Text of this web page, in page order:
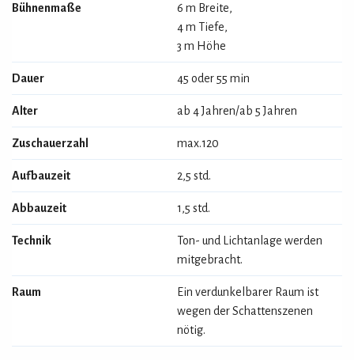
Bühnenmaße
6 m Breite,
4 m Tiefe,
3 m Höhe
Dauer 45 oder 55 min
Alter ab 4 Jahren/ab 5 Jahren
Zuschauerzahl max.120
Aufbauzeit 2,5 std.
Abbauzeit 1,5 std.
Technik
Ton- und Lichtanlage werden
mitgebracht.
Raum
Ein verdunkelbarer Raum ist
wegen der Schattenszenen
nötig.